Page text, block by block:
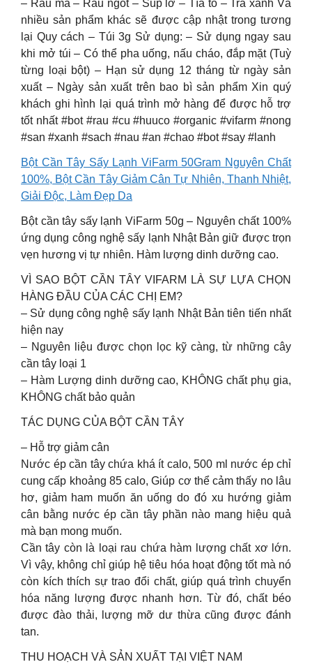
– Rau má – Rau ngót – Súp lơ – Tía tô – Trà xanh Và
nhiều sản phẩm khác sẽ được cập nhật trong tương
lại Quy cách – Túi 3g Sử dụng: – Sử dụng ngay sau
khi mở túi – Có thể pha uống, nấu cháo, đắp mặt (Tuỳ
từng loại bột) – Hạn sử dụng 12 tháng từ ngày sản
xuất – Ngày sản xuất trên bao bì sản phẩm Xin quý
khách ghi hình lại quá trình mở hàng để được hỗ trợ
tốt nhất #bot #rau #cu #huuco #organic #vifarm #nong
#san #xanh #sach #nau #an #chao #bot #say #lanh
Bột Cần Tây Sấy Lạnh ViFarm 50Gram Nguyên Chất
100%, Bột Cần Tây Giảm Cân Tự Nhiên, Thanh Nhiệt,
Giải Độc, Làm Đẹp Da
Bột cần tây sấy lạnh ViFarm 50g – Nguyên chất 100%
ứng dụng công nghệ sấy lạnh Nhật Bản giữ được trọn
vẹn hương vị tự nhiên. Hàm lượng dinh dưỡng cao.
VÌ SAO BỘT CẦN TÂY VIFARM LÀ SỰ LỰA CHỌN
HÀNG ĐẦU CỦA CÁC CHỊ EM?
– Sử dụng công nghệ sấy lạnh Nhật Bản tiên tiến nhất
hiện nay
– Nguyên liệu được chọn lọc kỹ càng, từ những cây
cần tây loại 1
– Hàm Lượng dinh dưỡng cao, KHÔNG chất phụ gia,
KHÔNG chất bảo quản
TÁC DỤNG CỦA BỘT CẦN TÂY
– Hỗ trợ giảm cân
Nước ép cần tây chứa khá ít calo, 500 ml nước ép chỉ
cung cấp khoảng 85 calo, Giúp cơ thể cảm thấy no lâu
hơ, giảm ham muốn ăn uống do đó xu hướng giảm
cân bằng nước ép cần tây phần nào mang hiệu quả
mà bạn mong muốn.
Cần tây còn là loại rau chứa hàm lượng chất xơ lớn.
Vì vậy, không chỉ giúp hệ tiêu hóa hoạt động tốt mà nó
còn kích thích sự trao đổi chất, giúp quá trình chuyển
hóa năng lượng được nhanh hơn. Từ đó, chất béo
được đào thải, lượng mỡ dư thừa cũng được đánh
tan.
THU HOẠCH VÀ SẢN XUẤT TẠI VIỆT NAM